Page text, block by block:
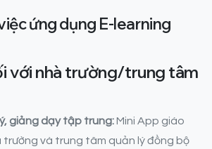
ứng dụng E-learning
với nhà trường/trung tâm
giảng dạy tập trung:Mini App giáo
trường và trung tâm quản lý đồng bộ